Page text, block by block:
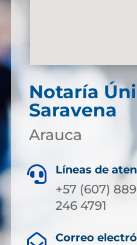
Notaría
Saravena
Arauca
 Líneas de
+57 (607)
246 4791
Correo